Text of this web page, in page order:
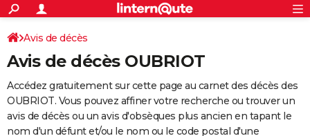
ACTUALITÉS
Politique
Société
Faits Divers
Education
Monde
Villes
+
SPORT
Coupe du monde 2026
Football
Tennis
Cyclisme
Rugby
Forum
Programme TV
TNT
Streaming
Cinéma
Sorties cinéma
Musique
+
FINANCE
Retraite
Epargne
Immobilier
Risques naturels par ville
Banque
Assurance
AUTO
Avis de décès
Avis de décès OUBRIOT
Accédez gratuitement sur cette page au carnet des décès des
OUBRIOT. Vous pouvez affiner votre recherche ou trouver un
avis de décès ou un avis d'obsèques plus ancien en tapant le
nom d'un défunt et/ou le nom ou le code postal d'une